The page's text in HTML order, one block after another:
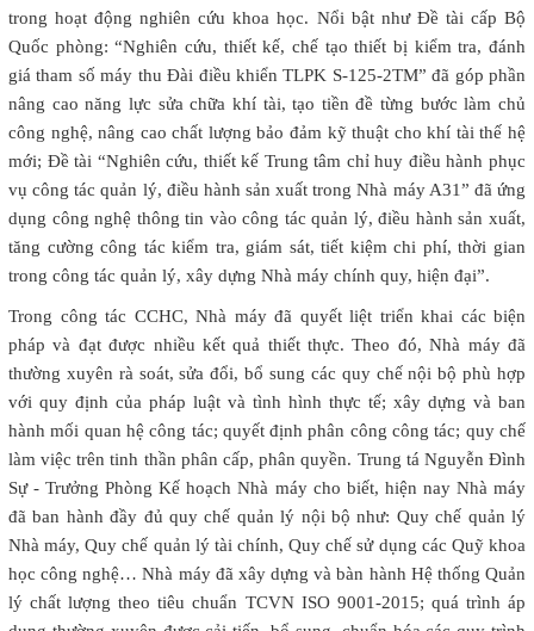
trong hoạt động nghiên cứu khoa học. Nổi bật như Đề tài cấp Bộ
Quốc phòng: “Nghiên cứu, thiết kế, chế tạo thiết bị kiểm tra, đánh
giá tham số máy thu Đài điều khiển TLPK S-125-2TM” đã góp phần
nâng cao năng lực sửa chữa khí tài, tạo tiền đề từng bước làm chủ
công nghệ, nâng cao chất lượng bảo đảm kỹ thuật cho khí tài thế hệ
mới; Đề tài “Nghiên cứu, thiết kế Trung tâm chỉ huy điều hành phục
vụ công tác quản lý, điều hành sản xuất trong Nhà máy A31” đã ứng
dụng công nghệ thông tin vào công tác quản lý, điều hành sản xuất,
tăng cường công tác kiểm tra, giám sát, tiết kiệm chi phí, thời gian
trong công tác quản lý, xây dựng Nhà máy chính quy, hiện đại”.
Trong công tác CCHC, Nhà máy đã quyết liệt triển khai các biện
pháp và đạt được nhiều kết quả thiết thực. Theo đó, Nhà máy đã
thường xuyên rà soát, sửa đổi, bổ sung các quy chế nội bộ phù hợp
với quy định của pháp luật và tình hình thực tế; xây dựng và ban
hành mối quan hệ công tác; quyết định phân công công tác; quy chế
làm việc trên tinh thần phân cấp, phân quyền. Trung tá Nguyễn Đình
Sự - Trưởng Phòng Kế hoạch Nhà máy cho biết, hiện nay Nhà máy
đã ban hành đầy đủ quy chế quản lý nội bộ như: Quy chế quản lý
Nhà máy, Quy chế quản lý tài chính, Quy chế sử dụng các Quỹ khoa
học công nghệ… Nhà máy đã xây dựng và bàn hành Hệ thống Quản
lý chất lượng theo tiêu chuẩn TCVN ISO 9001-2015; quá trình áp